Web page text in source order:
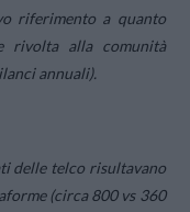
riferimento a quanto
rivolta alla comunità
annuali).
delle telco risultavano
(circa 800 vs 360